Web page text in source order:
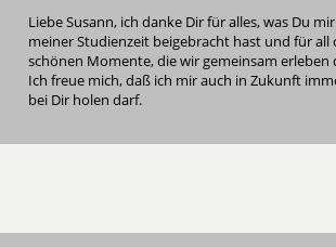
Liebe Susann, ich danke Dir für alles, was Du
meiner Studienzeit beigebracht hast und für all
schönen Momente, die wir gemeinsam erleben
Ich freue mich, daß ich mir auch in Zukunft
bei Dir holen darf.